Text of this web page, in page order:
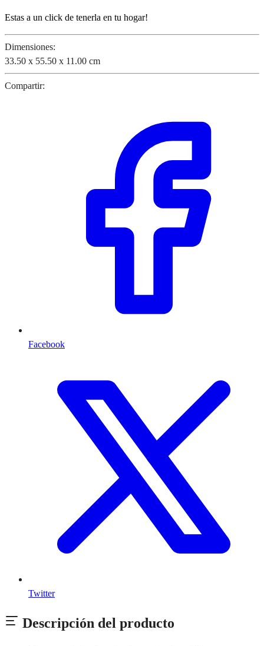
Estas a un click de tenerla en tu hogar!
Dimensiones:
33.50 x 55.50 x 11.00 cm
Compartir:
Facebook
Twitter
Descripción del producto